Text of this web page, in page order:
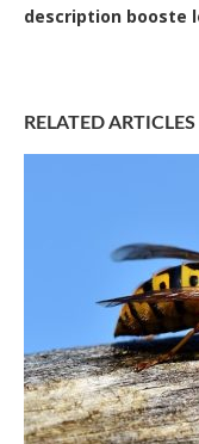
description booste
RELATED ARTICLES